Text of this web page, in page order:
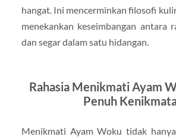
hangat. Ini mencerminkan filosofi
menekankan keseimbangan antara
dan segar dalam satu hidangan.
Rahasia Menikmati Ayam
Penuh
Menikmati Ayam Woku tidak